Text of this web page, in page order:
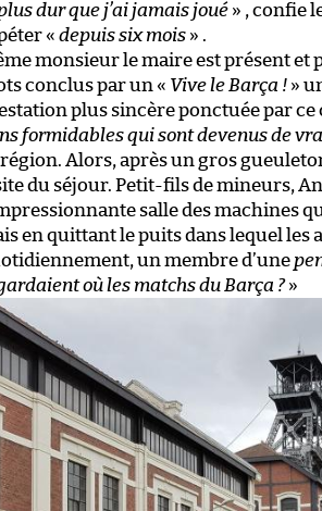
dur que j’ai jamais joué » , confie
« depuis six mois » .
monsieur le maire est présent
conclus par un « Vive le Barça ! »
plus sincère ponctuée par
formidables qui sont devenus de
région. Alors, après un gros
du séjour. Petit-fils de mineurs,
salle des machines
en quittant le puits dans lequel
un membre d’une
où les matchs du Barça ?»